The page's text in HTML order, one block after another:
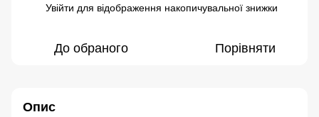
Увійти для відображення накопичувальної знижки
До обраного Порівняти
Опис